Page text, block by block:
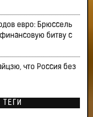
евро: Брюссель
битву с
что Россия без